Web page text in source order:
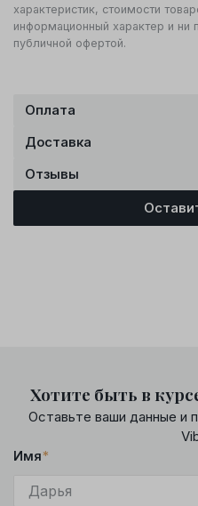
характеристик, стоимости
информационный характер и ни
публичной офертой.
Оплата
Доставка
Отзывы
Хотите быть в
Оставьте ваши данные и
Имя*